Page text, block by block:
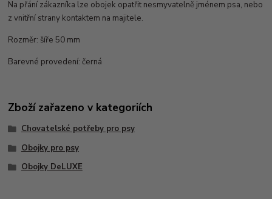
Na přání zákazníka lze obojek opatřit nesmyvatelně jménem psa, nebo
z vnitřní strany kontaktem na majitele.
Rozměr: šíře 50 mm
Barevné provedení: černá
Zboží zařazeno v kategoriích
Chovatelské potřeby pro psy
Obojky pro psy
Obojky DeLUXE